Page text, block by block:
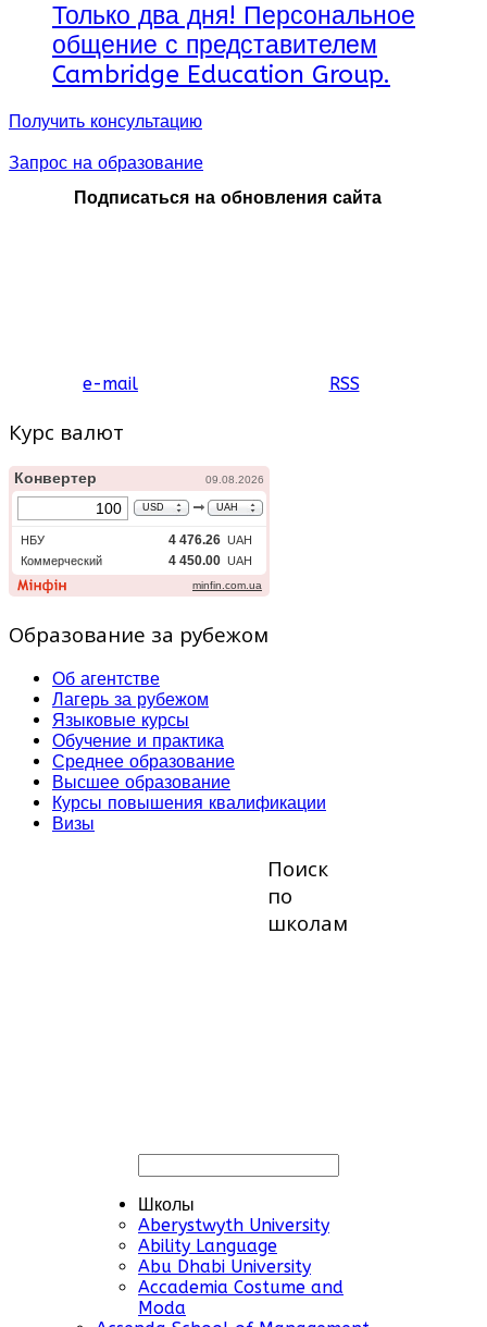
Только два дня! Персональное
общение с представителем
Cambridge Education Group.
Получить консультацию
Запрос на образование
Подписаться на обновления сайта
e-mail RSS
Курс валют
Образование за рубежом
Об агентстве
Лагерь за рубежом
Языковые курсы
Обучение и практика
Среднее образование
Высшее образование
Курсы повышения квалификации
Визы
Поиск
по
школам
Школы
Aberystwyth University
Ability Language
Abu Dhabi University
Accademia Costume and
Moda